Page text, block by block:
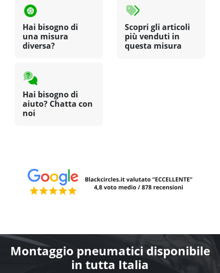
Hai bisogno di
una misura
diversa?
Scopri gli articoli
più venduti in
questa misura
Hai bisogno di
aiuto? Chatta con
noi
Montaggio pneumatici disponibile
in tutta Italia